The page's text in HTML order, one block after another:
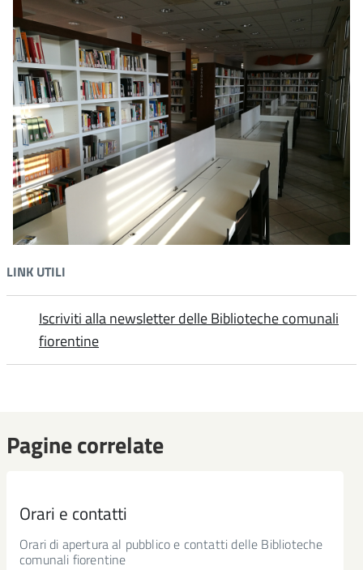
persone, con distinzione per i minori, sono autorizzate,
secondo le norme previste dal Codice Civile e dalla
normativa vigente sul diritto d’autore e sulla tutela della
privacy.
Di ogni ripresa debitamente autorizzata, dovrà essere
lasciata una copia del prodotto finale alla biblioteca.
Il tempo di concessione autorizzazione foto e riprese
video è entro 10 giorni.
Modulo riprese video e riproduzioni fotografiche
Informative privacy Biblioteche comunali fiorentine
spunto dall'ascolto attento e rispettoso delle sollecitazioni
provenienti dagli utenti e promuovono la partecipazione
degli utenti, siano essi individui o gruppi, garantendo
modalità semplici e chiare per inoltrare suggerimenti,
osservazioni e reclami e favoriscono l'abitudine a
segnalare difficoltà nella fruizione dei servizi.
Informazioni sul servizio
LINK UTILI
Iscriviti alla newsletter delle Biblioteche comunali
fiorentine
Pagine correlate
Orari e contatti
Orari di apertura al pubblico e contatti delle Biblioteche
comunali fiorentine